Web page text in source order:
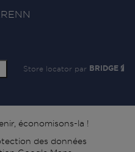
Store locator par BRIDGE
économisons-la !
des données